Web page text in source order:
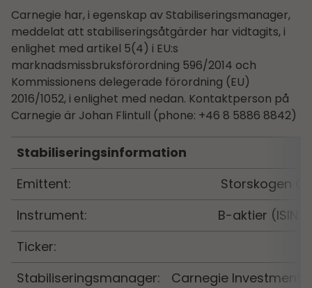
Carnegie har, i egenskap av Stabiliseringsmanager,
meddelat att stabiliseringsåtgärder har vidtagits, i
enlighet med artikel 5(4) i EU:s
marknadsmissbruksförordning 596/2014 och
Kommissionens delegerade förordning (EU)
2016/1052, i enlighet med nedan. Kontaktperson på
Carnegie är Johan Flintull (phone: +46 8 5886 8842)
Stabiliseringsinformation
Emittent:
Storskogen
Instrument:
B-aktier (ISIN:
Ticker:
Stabiliseringsmanager:
Carnegie Investment